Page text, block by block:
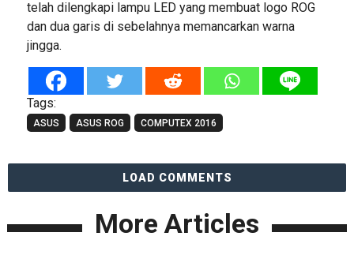
telah dilengkapi lampu LED yang membuat logo ROG
dan dua garis di sebelahnya memancarkan warna
jingga.
Tags:
ASUS ASUS ROG COMPUTEX 2016
LOAD COMMENTS
More Articles